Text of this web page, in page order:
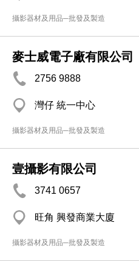
攝影器材及用品─批發及製造
麥士威電子廠有限公司
2756 9888
灣仔 統一中心
攝影器材及用品─批發及製造
壹攝影有限公司
3741 0657
旺角 興發商業大廈
攝影器材及用品─批發及製造